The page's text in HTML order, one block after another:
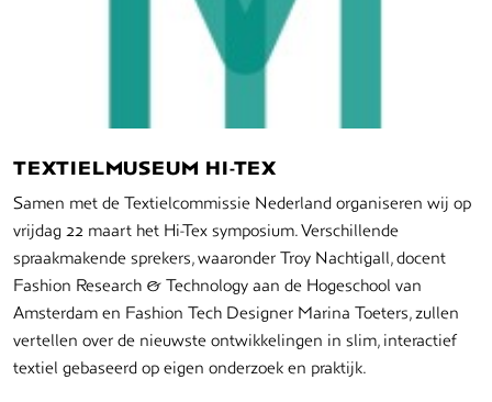
TEXTIELMUSEUM HI-TEX
Samen met de Textielcommissie Nederland organiseren wij op
vrijdag 22 maart het Hi-Tex symposium. Verschillende
spraakmakende sprekers, waaronder Troy Nachtigall, docent
Fashion Research & Technology aan de Hogeschool van
Amsterdam en Fashion Tech Designer Marina Toeters, zullen
vertellen over de nieuwste ontwikkelingen in slim, interactief
textiel gebaseerd op eigen onderzoek en praktijk.